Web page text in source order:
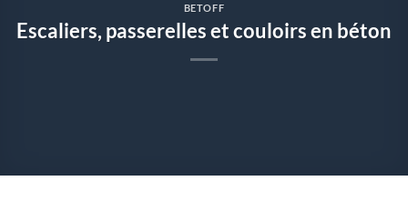
BETOFF
Escaliers, passerelles et couloirs en béton